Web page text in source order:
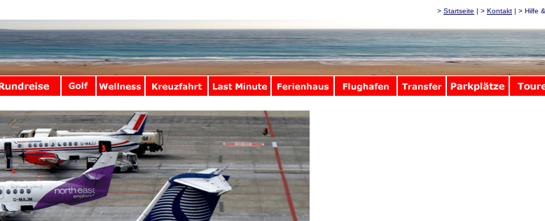
> Startseite | > Kontakt | > Hilfe